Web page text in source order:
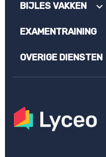
BIJLES VAKKEN
EXAMENTRAINING
OVERIGE DIENSTEN